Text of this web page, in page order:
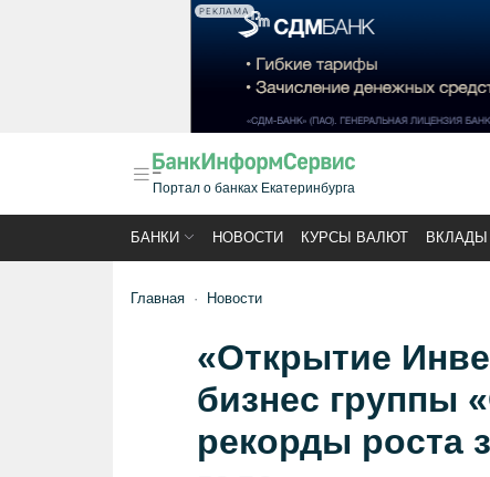
РЕКЛАМА
Портал о банках Екатеринбурга
БАНКИ НОВОСТИ КУРСЫ ВАЛЮТ ВКЛАДЫ
Главная Новости
«Открытие
бизнес группы
рекорды роста